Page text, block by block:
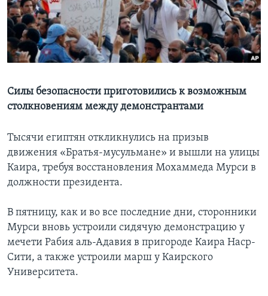
Learning English
СОЦИАЛЬНЫЕ СЕТИ
Языки
Силы безопасности приготовились к возможным
столкновениям между демонстрантами
Тысячи египтян откликнулись на призыв
движения «Братья-мусульмане» и вышли на улицы
Каира, требуя восстановления Мохаммеда Мурси в
должности президента.
В пятницу, как и во все последние дни, сторонники
Мурси вновь устроили сидячую демонстрацию у
мечети Рабия аль-Адавия в пригороде Каира Наср-
Сити, а также устроили марш у Каирского
Университета.